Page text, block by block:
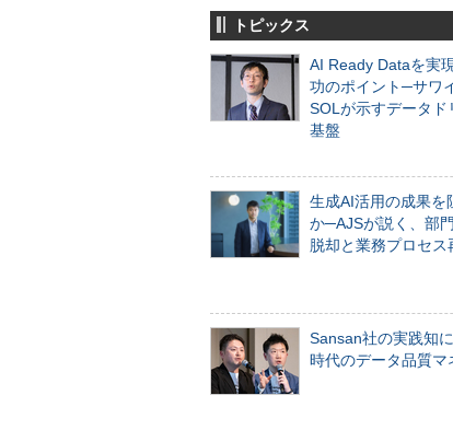
トピックス
AI Ready Dataを実
功のポイント─サワ
SOLが示すデータド
基盤
生成AI活用の成果を
か─AJSが説く、部
脱却と業務プロセス
Sansan社の実践知
時代のデータ品質マ